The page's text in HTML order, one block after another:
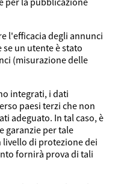
l'efficacia degli annunci
un utente è stato
(misurazione delle
integrati, i dati
paesi terzi che non
adeguato. In tal caso, è
garanzie per tale
di protezione dei
fornirà prova di tali